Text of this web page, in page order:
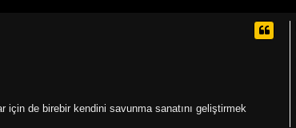
için de birebir kendini savunma sanatını geliştirmek